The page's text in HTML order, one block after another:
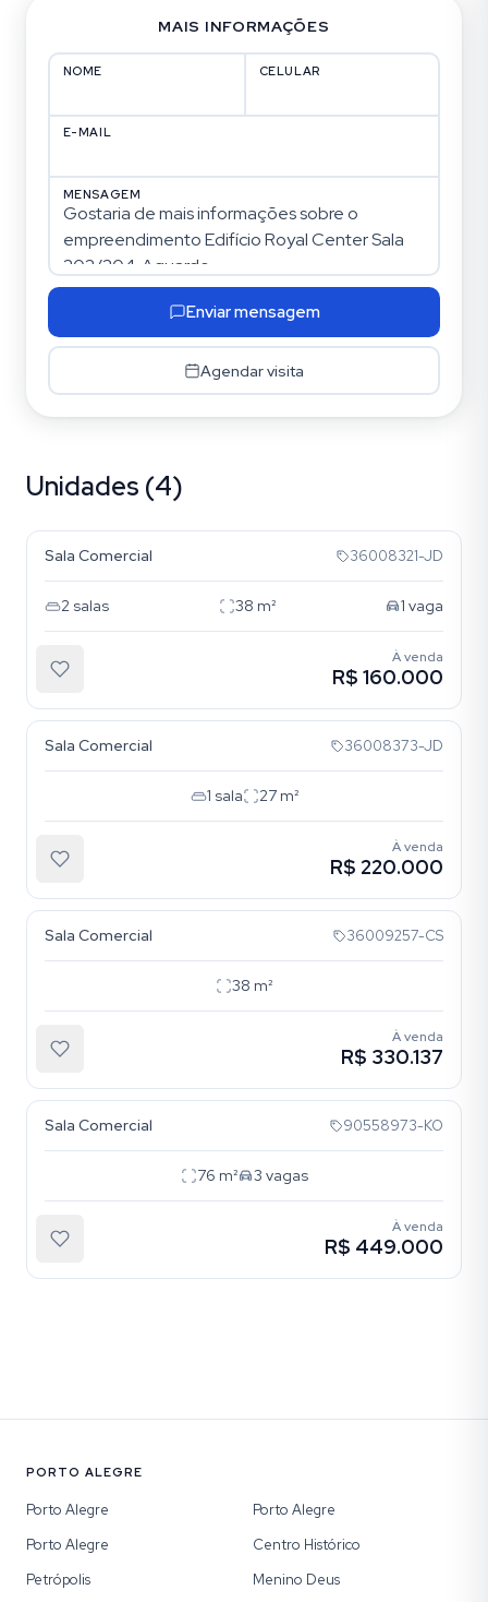
MAIS INFORMAÇÕES
NOME CELULAR
E-MAIL
MENSAGEM
Enviar mensagem
Agendar visita
Unidades (4)
São João
Sala Comercial 36008321-JD
2 salas 38 m² 1 vaga
À venda
R$ 160.000
Sala Comercial 36008373-JD
1 sala 27m²
À venda
R$ 220.000
Sala Comercial 36009257-CS
38 m²
À venda
R$ 330.137
Sala Comercial 90558973-KO
76 m² 3 vagas
À venda
R$ 449.000
PORTO ALEGRE
Porto Alegre
Porto Alegre
Porto Alegre
Centro Histórico
Petrópolis
Menino Deus